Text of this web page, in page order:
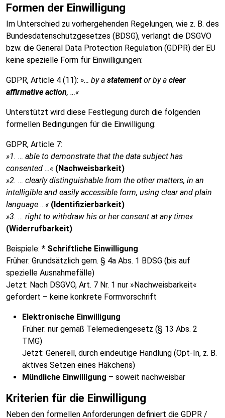
Formen der Einwilligung
Im Unterschied zu vorhergehenden Regelungen, wie z. B. des
Bundesdatenschutzgesetzes (BDSG), verlangt die DSGVO
bzw. die General Data Protection Regulation (GDPR) der EU
keine spezielle Form für Einwilligungen:
GDPR, Article 4 (11): »… by a statementor by a clear
affirmative action, …«
Unterstützt wird diese Festlegung durch die folgenden
formellen Bedingungen für die Einwilligung:
GDPR, Article 7:
»1. … able to demonstrate that the data subject has
consented …« (Nachweisbarkeit)
»2. … clearly distinguishable from the other matters, in an
intelligible and easily accessible form, using clear and plain
language …« (Identifizierbarkeit)
»3. … right to withdraw his or her consent at any time«
(Widerrufbarkeit)
Beispiele: * Schriftliche Einwilligung
Früher: Grundsätzlich gem. § 4a Abs. 1 BDSG (bis auf
spezielle Ausnahmefälle)
Jetzt: Nach DSGVO, Art. 7 Nr. 1 nur »Nachweisbarkeit«
gefordert – keine konkrete Formvorschrift
Elektronische Einwilligung
Früher: nur gemäß Telemediengesetz (§ 13 Abs. 2
TMG)
Jetzt: Generell, durch eindeutige Handlung (Opt-In, z. B.
aktives Setzen eines Häkchens)
Mündliche Einwilligung – soweit nachweisbar
Kriterien für die Einwilligung
Neben den formellen Anforderungen definiert die GDPR /